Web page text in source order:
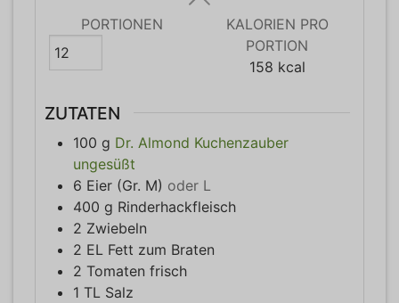
PORTIONEN
KALORIEN PRO
PORTION
158 kcal
ZUTATEN
100 g Dr. Almond Kuchenzauber
ungesüßt
6 Eier (Gr. M) oder L
400 g Rinderhackfleisch
2 Zwiebeln
2 EL Fett zum Braten
2 Tomaten frisch
1 TL Salz